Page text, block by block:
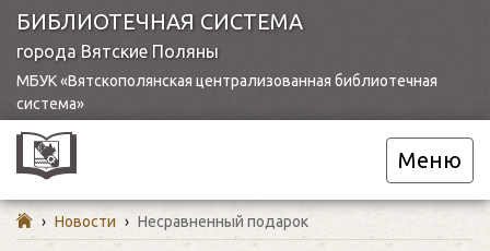
БИБЛИОТЕЧНАЯ СИСТЕМА
города Вятские Поляны
МБУК «Вятскополянская централизованная библиотечная
система»
Меню
› Новости › Несравненный подарок